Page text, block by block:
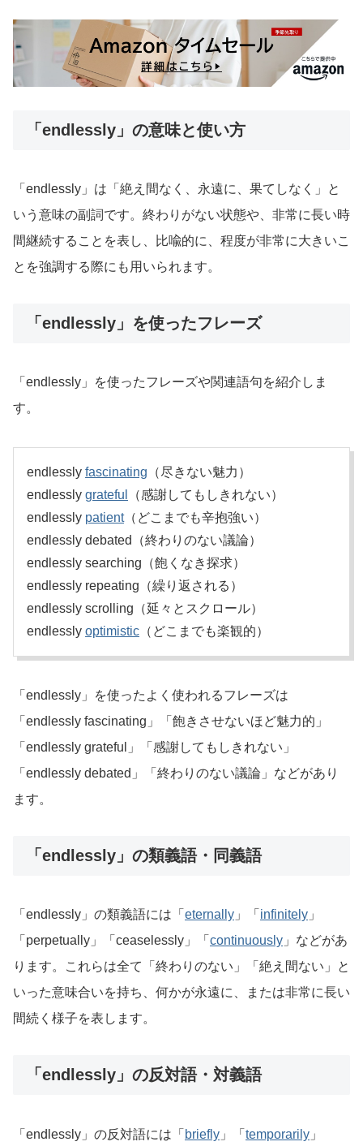
「endlessly」の意味と使い方
「endlessly」は「絶え間なく、永遠に、果てしなく」と
いう意味の副詞です。終わりがない状態や、非常に長い時
間継続することを表し、比喩的に、程度が非常に大きいこ
とを強調する際にも用いられます。
「endlessly」を使ったフレーズ
「endlessly」を使ったフレーズや関連語句を紹介しま
す。
endlessly fascinating （尽きない魅力）
endlessly grateful
（感謝してもしきれない）
endlessly patient（どこまでも辛抱強い）
endlessly debated（終わりのない議論）
endlessly searching（飽くなき探求）
endlessly repeating（繰り返される）
endlessly scrolling（延々とスクロール）
endlessly optimistic （どこまでも楽観的）
「endlessly」を使ったよく使われるフレーズは
「endlessly fascinating」「飽きさせないほど魅力的」
「endlessly grateful」「感謝してもしきれない」
「endlessly debated」「終わりのない議論」などがあり
ます。
「endlessly」の類義語・同義語
「endlessly」の類義語には「 eternally 」「 infinitely 」
「perpetually」「ceaselessly」「 continuously 」などがあ
ります。これらは全て「終わりのない」「絶え間ない」と
いった意味合いを持ち、何かが永遠に、または非常に長い
間続く様子を表します。
「endlessly」の反対語・対義語
「endlessly」の反対語には「 briefly 」「 temporarily 」